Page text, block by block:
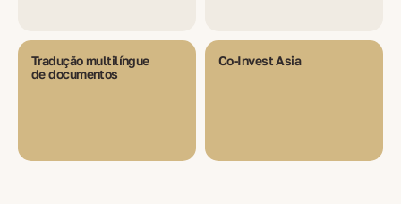
Tradução multilíngue
de documentos
Co-Invest Asia